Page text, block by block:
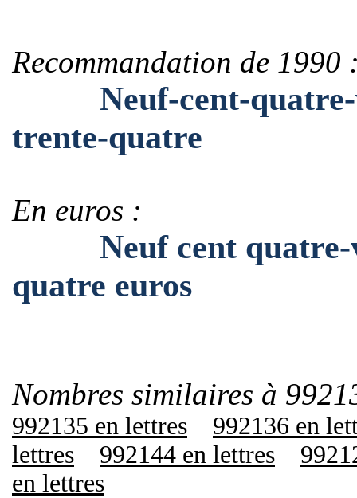
Recommandation de 1990
Neuf-cent-quatre-
trente-quatre
En euros :
Neuf cent quatre-
quatre euros
Nombres similaires à
992135 en lettres
992136 en
lettres
992144 en lettres
en lettres